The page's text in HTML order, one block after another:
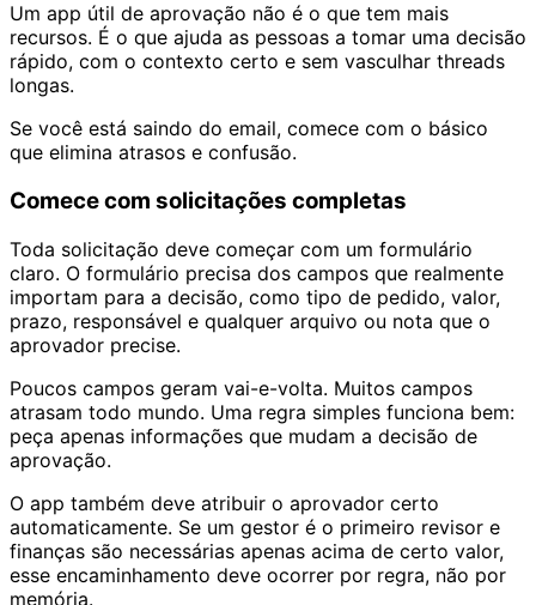
Um app útil de aprovação não é o que tem mais
recursos. É o que ajuda as pessoas a tomar uma decisão
rápido, com o contexto certo e sem vasculhar threads
longas.
Se você está saindo do email, comece com o básico
que elimina atrasos e confusão.
Comece com solicitações completas
Toda solicitação deve começar com um formulário
claro. O formulário precisa dos campos que realmente
importam para a decisão, como tipo de pedido, valor,
prazo, responsável e qualquer arquivo ou nota que o
aprovador precise.
Poucos campos geram vai-e-volta. Muitos campos
atrasam todo mundo. Uma regra simples funciona bem:
peça apenas informações que mudam a decisão de
aprovação.
O app também deve atribuir o aprovador certo
automaticamente. Se um gestor é o primeiro revisor e
finanças são necessárias apenas acima de certo valor,
esse encaminhamento deve ocorrer por regra, não por
memória.